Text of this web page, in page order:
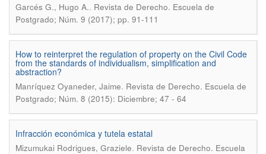
Garcés G., Hugo A.. Revista de Derecho. Escuela de
Postgrado; Núm. 9 (2017); pp. 91-111
How to reinterpret the regulation of property on the Civil Code
from the standards of individualism, simplification and
abstraction?
Manríquez Oyaneder, Jaime. Revista de Derecho. Escuela de
Postgrado; Núm. 8 (2015): Diciembre; 47 - 64
Infracción económica y tutela estatal
Mizumukai Rodrigues, Graziele. Revista de Derecho. Escuela